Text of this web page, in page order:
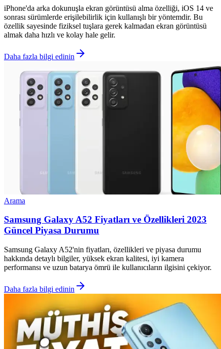
iPhone'da arka dokunuşla ekran görüntüsü alma özelliği, iOS 14 ve
sonrası sürümlerde erişilebilirlik için kullanışlı bir yöntemdir. Bu
özellik sayesinde fiziksel tuşlara gerek kalmadan ekran görüntüsü
almak daha hızlı ve kolay hale gelir.
Daha fazla bilgi edinin
Arama
Samsung Galaxy A52 Fiyatları ve Özellikleri 2023
Güncel Piyasa Durumu
Samsung Galaxy A52'nin fiyatları, özellikleri ve piyasa durumu
hakkında detaylı bilgiler, yüksek ekran kalitesi, iyi kamera
performansı ve uzun batarya ömrü ile kullanıcıların ilgisini çekiyor.
Daha fazla bilgi edinin